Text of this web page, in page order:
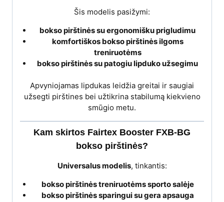
Šis modelis pasižymi:
bokso pirštinės su ergonomišku prigludimu
komfortiškos bokso pirštinės ilgoms
treniruotėms
bokso pirštinės su patogiu lipduko užsegimu
Apvyniojamas lipdukas leidžia greitai ir saugiai
užsegti pirštines bei užtikrina stabilumą kiekvieno
smūgio metu.
Kam skirtos Fairtex Booster FXB-BG
bokso pirštinės?
Universalus modelis, tinkantis:
bokso pirštinės treniruotėms sporto salėje
bokso pirštinės sparingui su gera apsauga